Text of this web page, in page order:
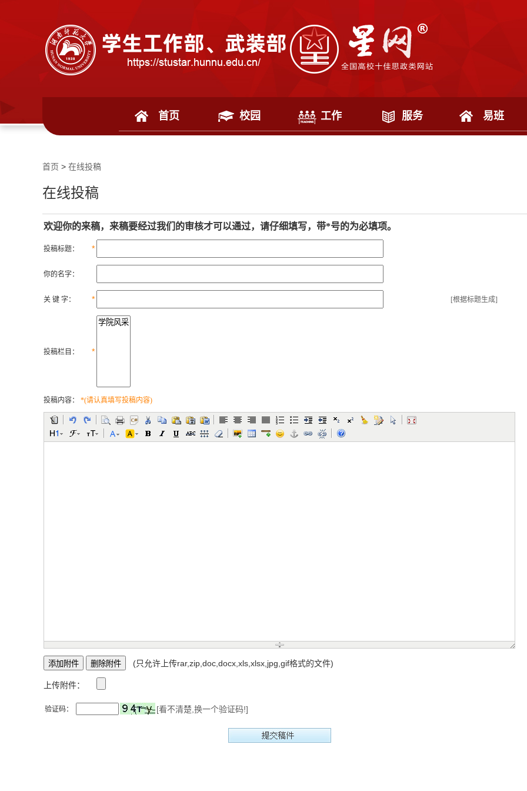
首页 校园 工作 服务 易班
首页 > 在线投稿
在线投稿
欢迎你的来稿，来稿要经过我们的审核才可以通过，请仔细填写，带*号的为必填项。
投稿标题： *
你的名字：
关 键 字： * [根据标题生成]
投稿栏目： *
投稿内容： *(请认真填写投稿内容)
(只允许上传rar,zip,doc,docx,xls,xlsx,jpg,gif格式的文件)
上传附件：
验证码： [看不清楚,换一个验证码!]